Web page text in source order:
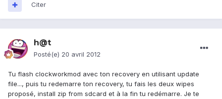
Citer
h@t
Posté(e) 20 avril 2012
Tu flash clockworkmod avec ton recovery en utilisant update
file..., puis tu redemarre ton recovery, tu fais les deux wipes
proposé, install zip from sdcard et à la fin tu redémarre. Je te